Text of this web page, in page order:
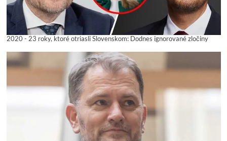
2020 - 23 roky, ktoré otriasli Slovenskom: Dodnes ignorované zločiny